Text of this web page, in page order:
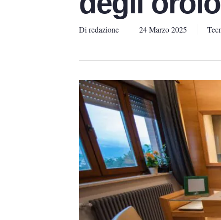
Di redazione 24 Marzo 2025